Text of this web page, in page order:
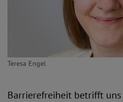
Teresa Engel
Barrierefreiheit betrifft